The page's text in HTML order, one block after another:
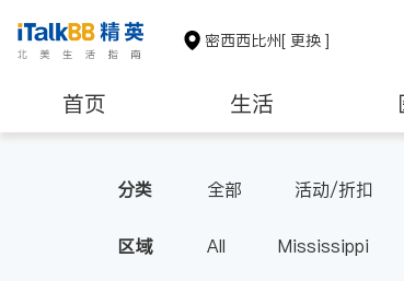
密西西比州[ 更换 ]
首页 生活
分类 全部 活动/折扣
区域 All Mississippi